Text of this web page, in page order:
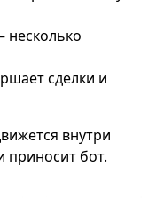
несколько
сделки и
внутри
бот.